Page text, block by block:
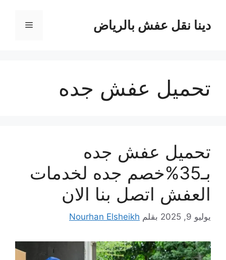
المحتوىدينا نقل عفش بالرياض القائمة
تحميل عفش جده
تحميل عفش جده
بـ35%خصم جده لخدمات
العفش اتصل بنا الان
يوليو 9, 2025 بقلم Nourhan Elsheikh